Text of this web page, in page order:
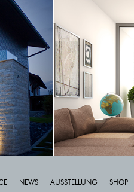
NEWS AUSSTELLUNG SHOP